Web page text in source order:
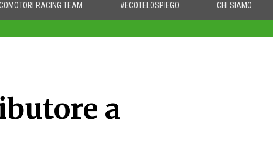
RACING TEAM #ECOTELOSPIEGO CHI SIAMO
a